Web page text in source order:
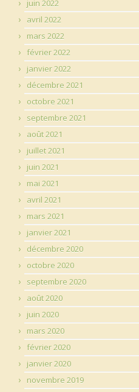
juin 2022
avril 2022
mars 2022
février 2022
janvier 2022
décembre 2021
octobre 2021
septembre 2021
août 2021
juillet 2021
juin 2021
mai 2021
avril 2021
mars 2021
janvier 2021
décembre 2020
octobre 2020
septembre 2020
août 2020
juin 2020
mars 2020
février 2020
janvier 2020
novembre 2019